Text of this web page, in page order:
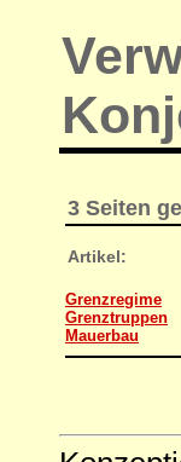
3 Seiten
Artikel:
Grenzregime
Grenztruppen
Mauerbau